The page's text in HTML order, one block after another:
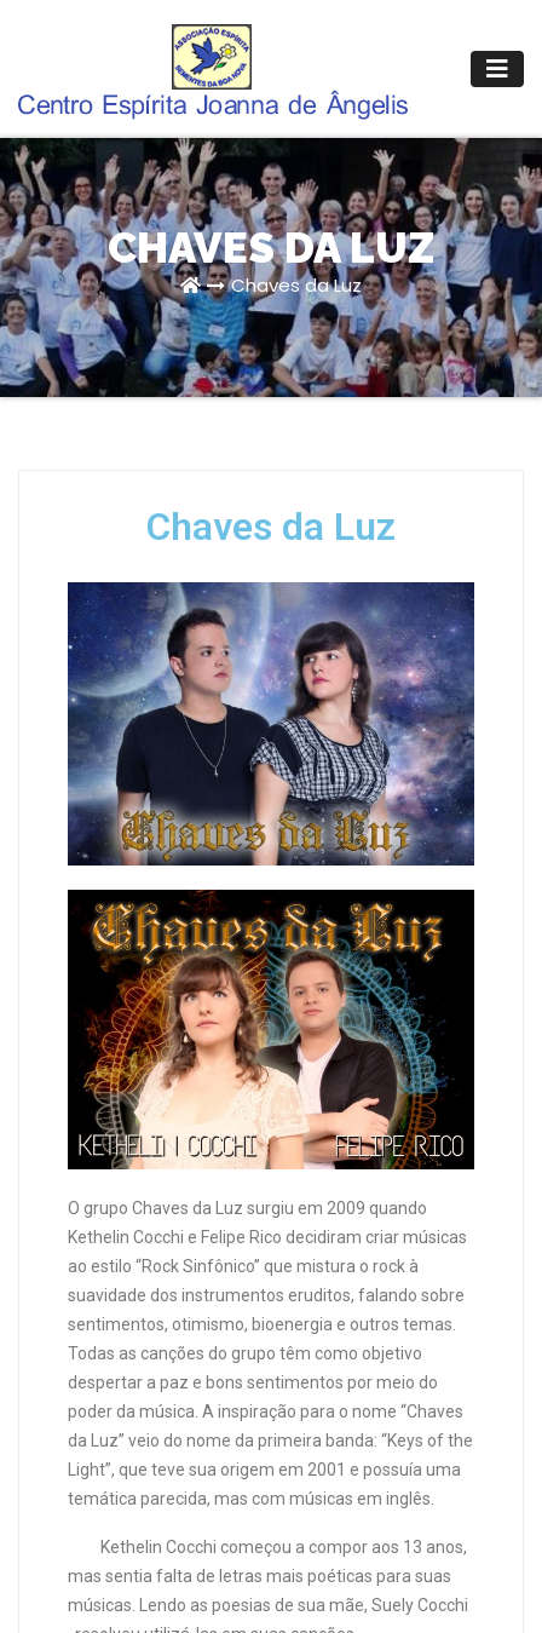
CHAVES DA LUZ
Chaves da Luz
Chaves da Luz
O grupo Chaves da Luz surgiu em 2009 quando
Kethelin Cocchi e Felipe Rico decidiram criar músicas
ao estilo “Rock Sinfônico” que mistura o rock à
suavidade dos instrumentos eruditos, falando sobre
sentimentos, otimismo, bioenergia e outros temas.
Todas as canções do grupo têm como objetivo
despertar a paz e bons sentimentos por meio do
poder da música. A inspiração para o nome “Chaves
da Luz” veio do nome da primeira banda: “Keys of the
Light”, que teve sua origem em 2001 e possuía uma
temática parecida, mas com músicas em inglês.
​ Kethelin Cocchi começou a compor aos 13 anos,
mas sentia falta de letras mais poéticas para suas
músicas. Lendo as poesias de sua mãe, Suely Cocchi